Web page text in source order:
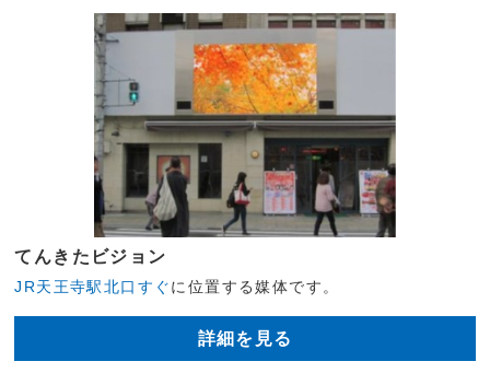
てんきたビジョン
JR天王寺駅北口すぐに位置する媒体です。
詳細を見る